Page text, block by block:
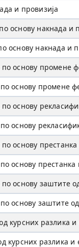
и провизија
основу накнада и
основу накнада и
по основу промене
по основу промене
основу
основу
основу
основу
основу заштитe
основу заштитe
курсних разлика
курсних разлика и